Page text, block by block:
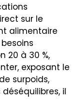
sur le
alimentaire
20 à 30 %,
exposant le
surpoids,
il